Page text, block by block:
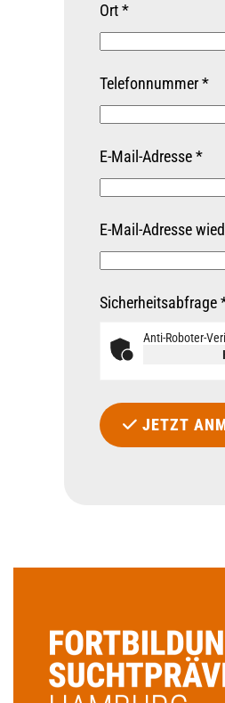
Ort*
Telefonnummer*
E-Mail-Adresse*
E-Mail-Adresse
Sicherheitsabfrage
Anti-Roboter-
JETZT